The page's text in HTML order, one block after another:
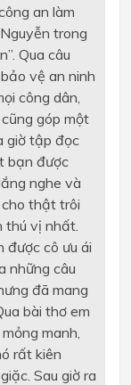
an làm
trong
Qua câu
vệ an ninh
công dân,
góp một
giờ tập đọc
bạn được
nghe và
thật trôi
thú vị nhất.
được cô ưu ái
những câu
đã mang
bài thơ em
manh,
rất kiên
Sau giờ ra